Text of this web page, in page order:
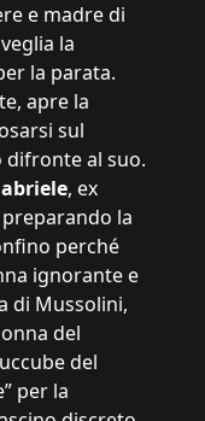
e madre di
la
la parata.
apre la
sul
difronte al suo.
, ex
preparando la
perché
ignorante e
di Mussolini,
del
del
per la